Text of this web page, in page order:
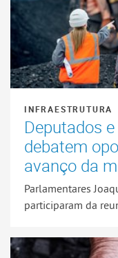
INFRAESTRUTURA
Deputados
debatem
avanço da
Parlamentares
participaram da